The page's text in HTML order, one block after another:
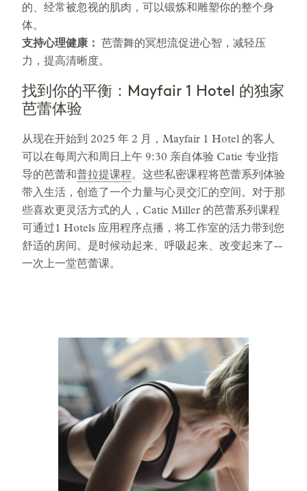
的、经常被忽视的肌肉，可以锻炼和雕塑你的整个身
体。
支持心理健康：
芭蕾舞的冥想流促进心智，减轻压
力，提高清晰度。
找到你的平衡：Mayfair 1 Hotel 的独家
芭蕾体验
从现在开始到 2025 年 2 月，Mayfair 1 Hotel 的客人
可以在每周六和周日上午 9:30 亲自体验 Catie 专业指
导的芭蕾和普拉提课程。这些私密课程将芭蕾系列体验
带入生活，创造了一个力量与心灵交汇的空间。对于那
些喜欢更灵活方式的人，Catie Miller 的芭蕾系列课程
可通过1 Hotels 应用程序点播，将工作室的活力带到您
舒适的房间。是时候动起来、呼吸起来、改变起来了--
一次上一堂芭蕾课。